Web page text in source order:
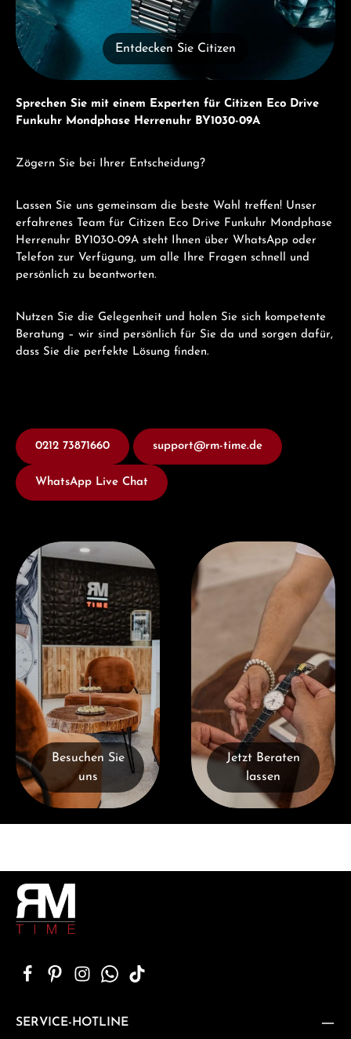
Entdecken Sie Citizen
Sprechen Sie mit einem Experten für Citizen Eco Drive
Funkuhr Mondphase Herrenuhr BY1030-09A
Zögern Sie bei Ihrer Entscheidung?
Lassen Sie uns gemeinsam die beste Wahl treffen! Unser
erfahrenes Team für Citizen Eco Drive Funkuhr Mondphase
Herrenuhr BY1030-09A steht Ihnen über WhatsApp oder
Telefon zur Verfügung, um alle Ihre Fragen schnell und
persönlich zu beantworten.
Nutzen Sie die Gelegenheit und holen Sie sich kompetente
Beratung – wir sind persönlich für Sie da und sorgen dafür,
dass Sie die perfekte Lösung finden.
0212 73871660 support@rm-time.de
WhatsApp Live Chat
Besuchen Sie uns
Besuchen Sie
uns
Jetzt Beraten lassen
Jetzt Beraten
lassen
SERVICE-HOTLINE